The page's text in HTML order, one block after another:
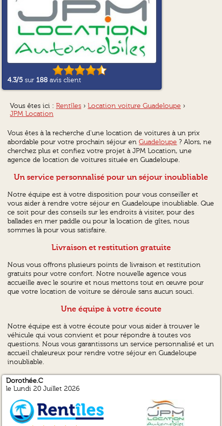
4.3/5 sur 188 avis client
Vous êtes ici : Rentîles › Location voiture Guadeloupe ›
JPM Location
Vous êtes à la recherche d'une location de voitures à un prix
abordable pour votre prochain séjour enGuadeloupe ? Alors, ne
cherchez plus et confiez votre projet à JPM Location, une
agence de location de voitures située en Guadeloupe.
Un service personnalisé pour un séjour inoubliable
Notre équipe est à votre disposition pour vous conseiller et
vous aider à rendre votre séjour en Guadeloupe inoubliable. Que
ce soit pour des conseils sur les endroits à visiter, pour des
ballades en mer paddle ou pour la location de gîtes, nous
sommes là pour vous satisfaire.
Livraison et restitution gratuite
Nous vous offrons plusieurs points de livraison et restitution
gratuits pour votre confort. Notre nouvelle agence vous
accueille avec le sourire et nous mettons tout en œuvre pour
que votre location de voiture se déroule sans aucun souci.
Une équipe à votre écoute
Notre équipe est à votre écoute pour vous aider à trouver le
véhicule qui vous convient et pour répondre à toutes vos
questions. Nous vous garantissons un service personnalisé et un
accueil chaleureux pour rendre votre séjour en Guadeloupe
inoubliable.
Dorothée.C
le Lundi 20 Juillet 2026
ANTONY.H
CHRISTOPHE.L
Didier.O